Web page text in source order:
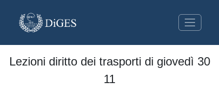
Lezioni diritto dei trasporti di giovedì 30
11